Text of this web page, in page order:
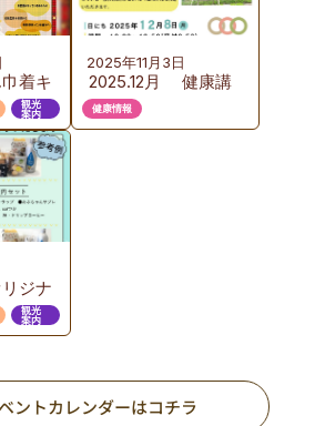
着キ
３弾
観光
案内
2025年11月3日
2025.12月 健康講
座のご案内 『お
いしい給食から始め
健康情報
ジナ
観光
案内
ントカレンダーはコチラ